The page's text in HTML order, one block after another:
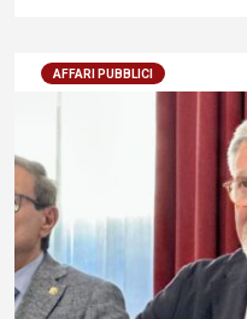
AFFARI PUBBLICI